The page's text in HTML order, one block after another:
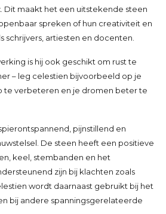
. Dit maakt het een uitstekende steen
spreken of hun creativiteit en
schrijvers, artiesten en docenten.
is hij ook geschikt om rust te
– leg celestien bijvoorbeeld op je
te verbeteren en je dromen beter te
pijnstillend en
De steen heeft een positieve
keel, stembanden en het
zijn bij klachten zoals
wordt daarnaast gebruikt bij het
bij andere spanningsgerelateerde